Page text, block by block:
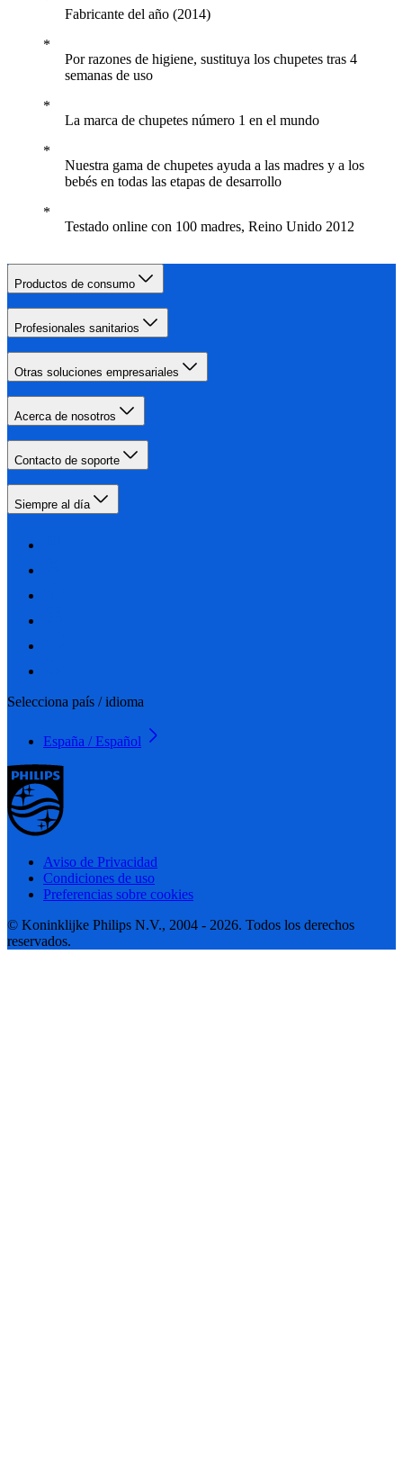
Fabricante del año (2014)
Por razones de higiene, sustituya los chupetes tras 4
semanas de uso
La marca de chupetes número 1 en el mundo
Nuestra gama de chupetes ayuda a las madres y a los
bebés en todas las etapas de desarrollo
Testado online con 100 madres, Reino Unido 2012
Productos de consumo
Profesionales sanitarios
Otras soluciones empresariales
Acerca de nosotros
Contacto de soporte
Siempre al día
Selecciona país / idioma
España / Español
Aviso de Privacidad
Condiciones de uso
Preferencias sobre cookies
© Koninklijke Philips N.V., 2004 - 2026. Todos los derechos
reservados.